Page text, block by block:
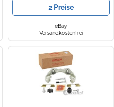
2 Preise
eBay
Versandkostenfrei